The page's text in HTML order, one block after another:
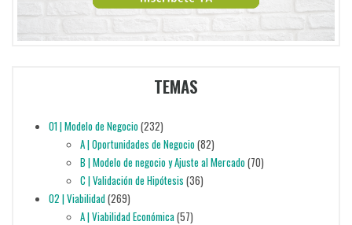
TEMAS
01 | Modelo de Negocio(232)
A | Oportunidades de Negocio(82)
B | Modelo de negocio y Ajuste al Mercado(70)
C | Validación de Hipótesis (36)
02 | Viabilidad(269)
A | Viabilidad Económica(57)